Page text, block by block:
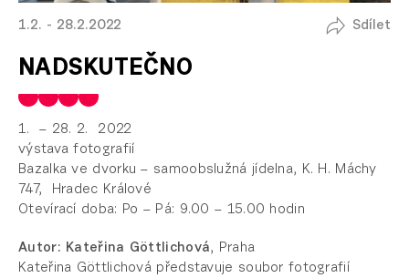
1.2. - 28.2.2022 Sdílet
NADSKUTEČNO
1. – 28. 2. 2022
výstava fotografií
Bazalka ve dvorku – samoobslužná jídelna, K. H. Máchy
747, Hradec Králové
Otevírací doba: Po – Pá: 9.00 – 15.00 hodin
Autor: Kateřina Göttlichová, Praha
Kateřina Göttlichová představuje soubor fotografií